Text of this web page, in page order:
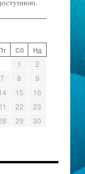
Сб Нд
1
2
7 8
9
15
16
22
23
29
30